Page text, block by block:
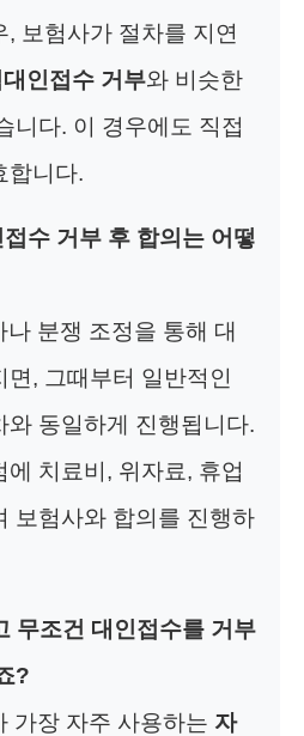
, 보험사가 절차를 지연
인접수 거부와 비슷한
니다. 이 경우에도 직접
합니다.
수 거부 후 합의는 어떻
분쟁 조정을 통해 대
면, 그때부터 일반적인
와 동일하게 진행됩니다.
치료비, 위자료, 휴업
보험사와 합의를 진행하
무조건 대인접수를 거부
?
가장 자주 사용하는 자